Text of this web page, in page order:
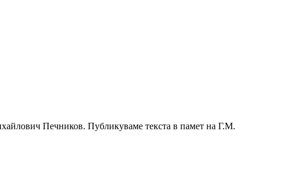
Печников. Публикуваме текста в памет на Г.М.